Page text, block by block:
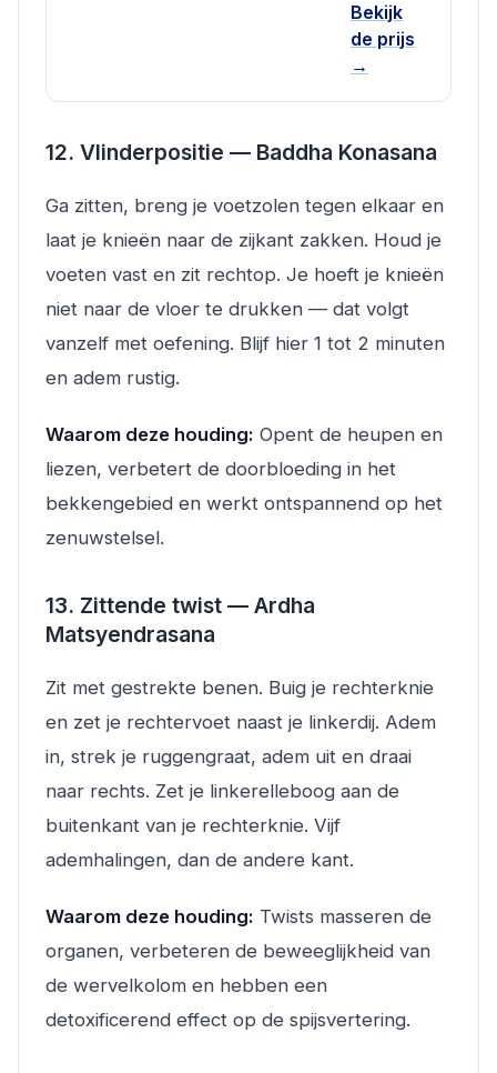
Bekijk
de prijs
→
12. Vlinderpositie — Baddha Konasana
Ga zitten, breng je voetzolen tegen elkaar en
laat je knieën naar de zijkant zakken. Houd je
voeten vast en zit rechtop. Je hoeft je knieën
niet naar de vloer te drukken — dat volgt
vanzelf met oefening. Blijf hier 1 tot 2 minuten
en adem rustig.
Waarom deze houding: Opent de heupen en
liezen, verbetert de doorbloeding in het
bekkengebied en werkt ontspannend op het
zenuwstelsel.
13. Zittende twist — Ardha
Matsyendrasana
Zit met gestrekte benen. Buig je rechterknie
en zet je rechtervoet naast je linkerdij. Adem
in, strek je ruggengraat, adem uit en draai
naar rechts. Zet je linkerelleboog aan de
buitenkant van je rechterknie. Vijf
ademhalingen, dan de andere kant.
Waarom deze houding: Twists masseren de
organen, verbeteren de beweeglijkheid van
de wervelkolom en hebben een
detoxificerend effect op de spijsvertering.